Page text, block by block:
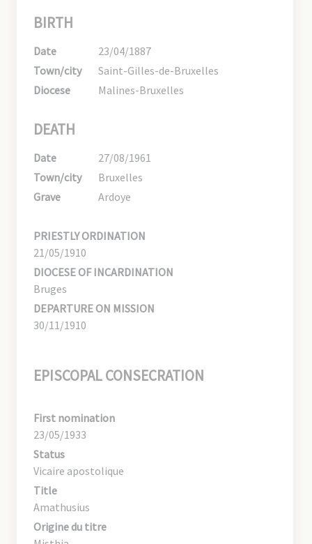
BIRTH
Date
23/04/1887
Town/city
Saint-Gilles-de-Bruxelles
Diocese
Malines-Bruxelles
DEATH
Date
27/08/1961
Town/city
Bruxelles
Grave
Ardoye
PRIESTLY ORDINATION
21/05/1910
DIOCESE OF INCARDINATION
Bruges
DEPARTURE ON MISSION
30/11/1910
EPISCOPAL CONSECRATION
First nomination
23/05/1933
Status
Vicaire apostolique
Title
Amathusius
Origine du titre